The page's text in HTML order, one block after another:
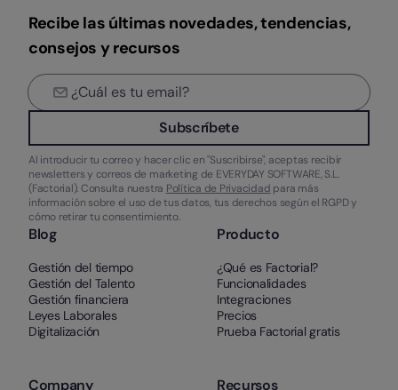
Recibe las últimas novedades, tendencias,
consejos y recursos
Subscríbete
Al introducir tu correo y hacer clic en "Suscribirse", aceptas recibir
newsletters y correos de marketing de EVERYDAY SOFTWARE, S.L.
(Factorial). Consulta nuestra Política de Privacidad para más
información sobre el uso de tus datos, tus derechos según el RGPD y
cómo retirar tu consentimiento.
Blog
Gestión del tiempo
Gestión del Talento
Gestión financiera
Leyes Laborales
Digitalización
Producto
¿Qué es Factorial?
Funcionalidades
Integraciones
Precios
Prueba Factorial gratis
Company Recursos